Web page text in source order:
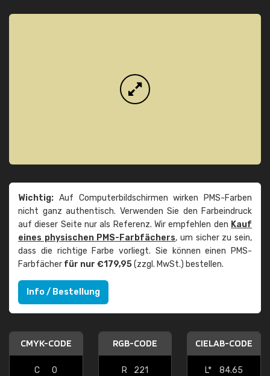
Wichtig: Auf Computerbildschirmen wirken PMS-Farben
nicht ganz authentisch. Verwenden Sie den Farbeindruck
auf dieser Seite nur als Referenz. Wir empfehlen den Kauf
eines physischen PMS-Farbfächers, um sicher zu sein,
dass die richtige Farbe vorliegt. Sie können einen PMS-
Farbfächer für nur €179,95(zzgl. MwSt.) bestellen.
Info / Bestellung
CMYK-CODE
C
0
RGB-CODE
R
221
CIELAB-CODE
L*
84.65